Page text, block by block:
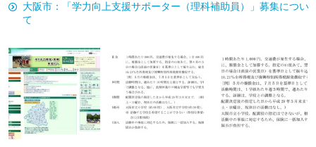
大阪市：「学力向上支援サポーター（理科補助員）」募集につい
て